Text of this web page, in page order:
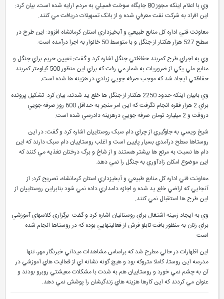
وي با اعلام اينکه مجوز 80 جايگاه سوخت فسيلي به مردم ارايه شده است، بيان کرد:
اين افراد به شرکت نفت معرفي شده و از بانک تسهيلات دريافت مي کنند.
معاونت فني اداره کل منابع طبيعي و آبخيزداري استان کرمانشاه افزود: اين طرح در
سطح 527 هزار هکتار از جنگل و با متوسط 50 خانوار به اجرا درآمده است.
وي به اجراي طرح کمربند حفاظتي جنگل اشاره کرد و گفت: تعيين حريم براي جنگل و
منابع ملي يکي از ضروريات به شمار مي رفت که براي اين منظور 500 کيلومتر کمربند
حفاظتي ايجاد شد که موجب صرفه جويي زيادي در هزينه ها شده است.
وي بابيان اينکه حدود 2250 هکتار از جنگل ها خلع يد شدند، بيان کرد: تشکيل پرونده
براي 2 هزار فقره انجام نگرفت که اين امر منجر به حداقل 600 روز صرفه جويي
دروقت و 2 ميليارد تومان صرفه جويي درهزينه دادرسي شده است.
شيخ ويسي به جلوگيري از چراي دام سبک روستاييان اشاره کرد و گفت: در اين
روستاها سطح درآمدي بسيار پايين است و اغلب روستاييان دام سبک دارند که اين
دام ها نسبت به مرتع ها بيشتر هستند و از شاخ و برگ درختان تغذيه مي کنند که
اين موضوع امکان زادآوري به جنگل را نمي دهد.
معاونت فني اداره کل منابع طبيعي و آبخيزداري استان کرمانشاه، تصريح کرد: از
آنجايي که اراضي خلع يد شده و اجازه دامداري داده نمي شود بنابراين روستاييان از
اين طرح ها استقبال نمي کنند.
وي به ايجاد زمينه اشتغال براي روستائيان اشاره کرد و گفت: برگزاري کلاسهاي آموزشي
براي زنان به منظور بافت تابلو فرش از فعاليتهايي بوده که در روستاها انجام شده
است.
اين اظهارات در حالي مطرح شد که براساس مشاهدات ميداني خبرنگار مهر، تنها
مدرسه اين روستا، کاملا متروکه بود و هيچ گونه نشانه اي از فعاليت هاي آموزشي در
آن به چشم نمي خورد و روستاييان هم به شدت با مشکلات معيشتي روبرو بودند و
عنوان مي کردند که اين کارها هزينه هاي زندگيشان را پوشش نمي دهد.